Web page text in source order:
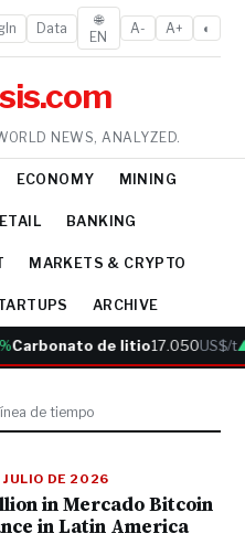
Data
🌐
EN
A- A+ ◐
NEWS, ANALYZED.
ECONOMY MINING
BANKING
MARKETS & CRYPTO
ARCHIVE
Carbonato de litio17.050US$/t
de tiempo
JULIO DE 2026
in Mercado Bitcoin
in Latin America